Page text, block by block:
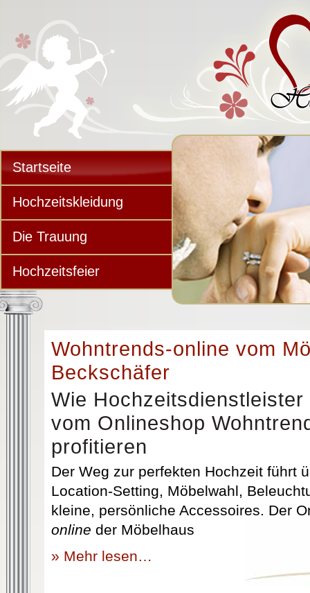
Startseite
Hochzeitskleidung
Die Trauung
Hochzeitsfeier
Wohntrends-online vom
Beckschäfer
Wie
vom Onlineshop
profitieren
Der Weg zur perfekten Hochzeit führt
Location-Setting, Möbelwahl,
kleine, persönliche Accessoires. Der
online der Möbelhaus
» Mehr lesen…